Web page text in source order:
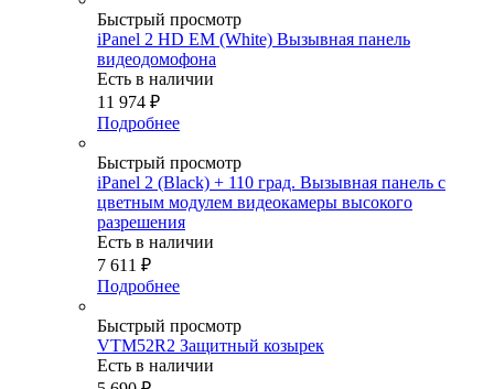
Быстрый просмотр
iPanel 2 HD EM (White) Вызывная панель
видеодомофона
Есть в наличии
11 974 ₽
Подробнее
Быстрый просмотр
iPanel 2 (Black) + 110 град. Вызывная панель с
цветным модулем видеокамеры высокого
разрешения
Есть в наличии
7 611 ₽
Подробнее
Быстрый просмотр
VTM52R2 Защитный козырек
Есть в наличии